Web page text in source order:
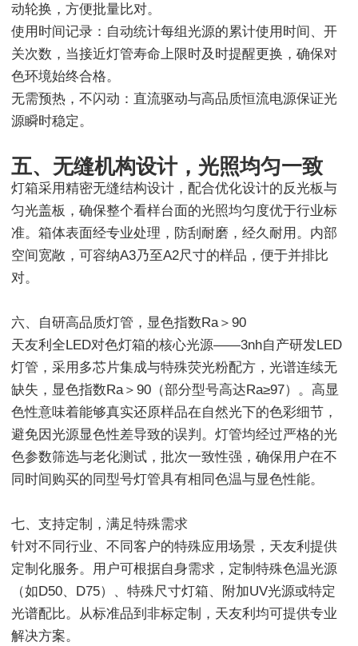
动轮换，方便批量比对。
使用时间记录：自动统计每组光源的累计使用时间、开
关次数，当接近灯管寿命上限时及时提醒更换，确保对
色环境始终合格。
无需预热，不闪动：直流驱动与高品质恒流电源保证光
源瞬时稳定。
五、无缝机构设计，光照均匀一致
灯箱采用精密无缝结构设计，配合优化设计的反光板与
匀光盖板，确保整个看样台面的光照均匀度优于行业标
准。箱体表面经专业处理，防刮耐磨，经久耐用。内部
空间宽敞，可容纳A3乃至A2尺寸的样品，便于并排比
对。
六、自研高品质灯管，显色指数Ra＞90
天友利全LED对色灯箱的核心光源——3nh自产研发LED
灯管，采用多芯片集成与特殊荧光粉配方，光谱连续无
缺失，显色指数Ra＞90（部分型号高达Ra≥97）。高显
色性意味着能够真实还原样品在自然光下的色彩细节，
避免因光源显色性差导致的误判。灯管均经过严格的光
色参数筛选与老化测试，批次一致性强，确保用户在不
同时间购买的同型号灯管具有相同色温与显色性能。
七、支持定制，满足特殊需求
针对不同行业、不同客户的特殊应用场景，天友利提供
定制化服务。用户可根据自身需求，定制特殊色温光源
（如D50、D75）、特殊尺寸灯箱、附加UV光源或特定
光谱配比。从标准品到非标定制，天友利均可提供专业
解决方案。